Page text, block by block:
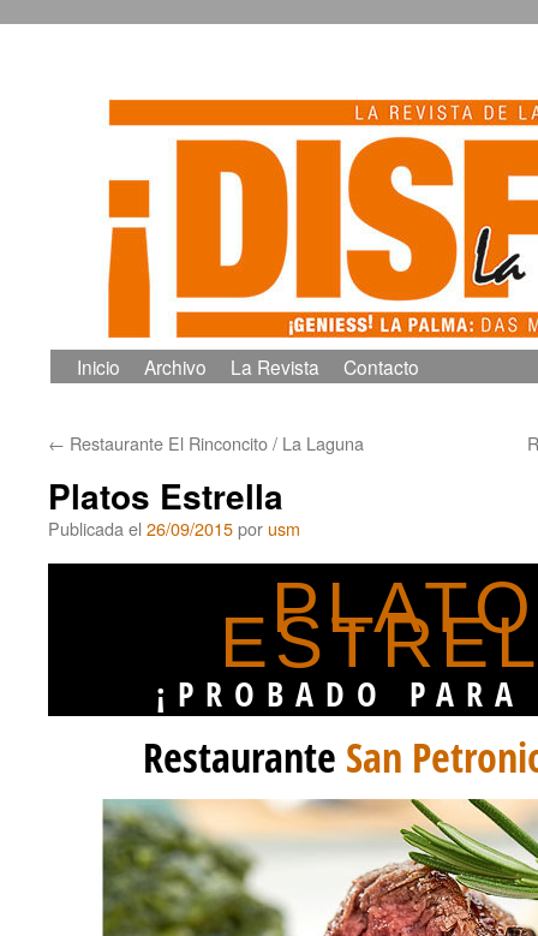
Saltar
Inicio Archivo La Revista Contacto
← Restaurante El Rinconcito / La Laguna
Platos Estrella
Publicada el 26/09/2015por usm
¡PROBADO
Restaurante San